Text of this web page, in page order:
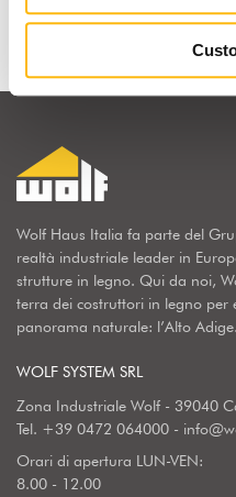
Wolf Haus Italia fa parte del
realtà industriale leader in
strutture in legno. Qui da noi,
terra dei costruttori in legno per
panorama naturale: l’Alto Adige.
WOLF SYSTEM SRL
Zona Industriale Wolf - 39040
Tel. +39 0472 064000 -
Orari di apertura LUN-VEN:
8.00 - 12.00